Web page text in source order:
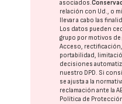
asociados.
relación con Ud., o
llevar a cabo las
Los datos pueden
grupo por motivos
Acceso,
portabilidad,
decisiones
nuestro DPD. Si
se ajusta a la
reclamación ante la
Política de